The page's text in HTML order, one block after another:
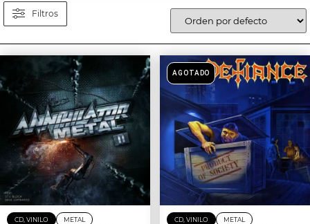
Filtros
CD, VINILO METAL
AGOTADO
CD, VINILO METAL